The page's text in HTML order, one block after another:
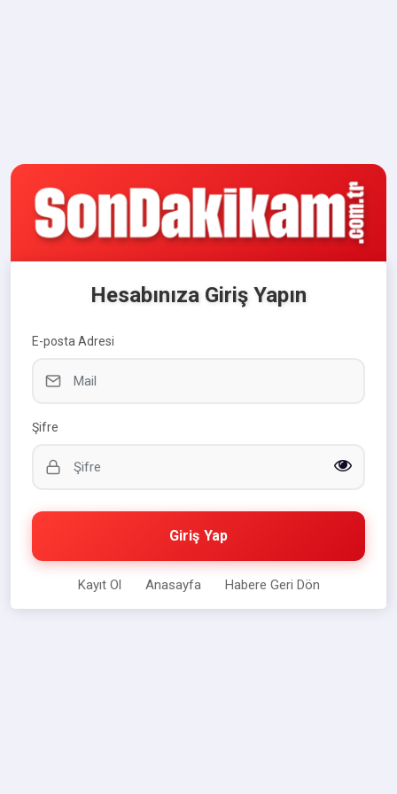
Hesabınıza Giriş Yapın
E-posta Adresi
Şifre
Giriş Yap
Kayıt Ol Anasayfa Habere Geri Dön